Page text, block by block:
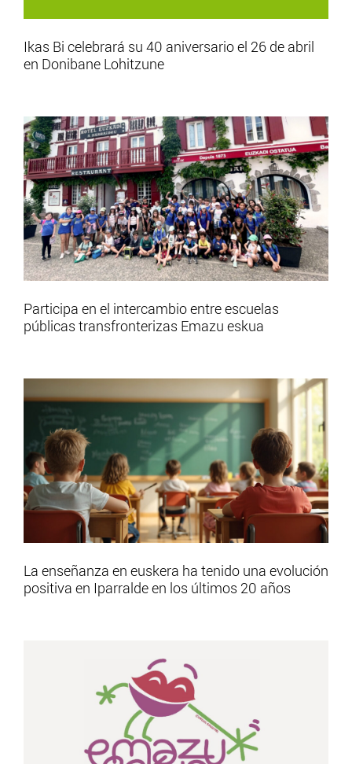
Ikas Bi celebrará su 40 aniversario el 26 de abril
en Donibane Lohitzune
Participa en el intercambio entre escuelas
públicas transfronterizas Emazu eskua
La enseñanza en euskera ha tenido una evolución
positiva en Iparralde en los últimos 20 años